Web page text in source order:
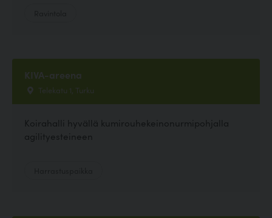
KIVA-areena
Telekatu 1, Turku
Koirahalli hyvällä kumirouhekeinonurmipohjalla
agilityesteineen